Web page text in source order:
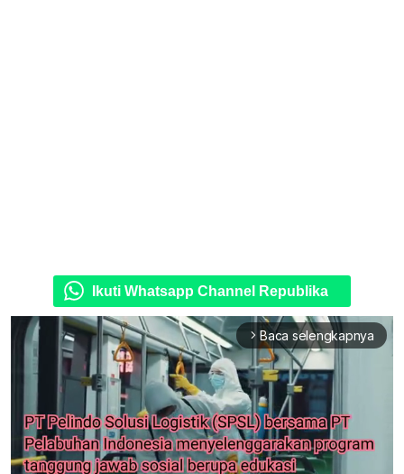
Ikuti Whatsapp Channel Republika
arrow_forward_ios Baca selengkapnya